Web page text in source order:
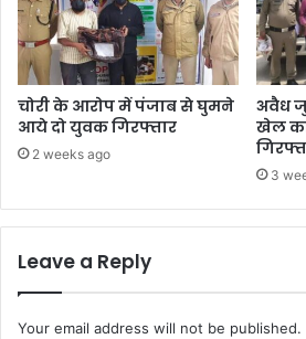
चोरी के आरोप में पंजाब से घुमने
आये दो युवक गिरफ्तार
2 weeks ago
अवैध
खेल
3
Leave a Reply
Your email address will not be published.